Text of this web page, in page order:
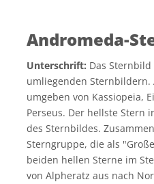
Andromeda-
Unterschrift: Das
umliegenden Sternbildern.
umgeben von Kassiopeia,
Perseus. Der hellste Stern
des Sternbildes.
Sterngruppe, die als
beiden hellen Sterne im
von Alpheratz aus nach